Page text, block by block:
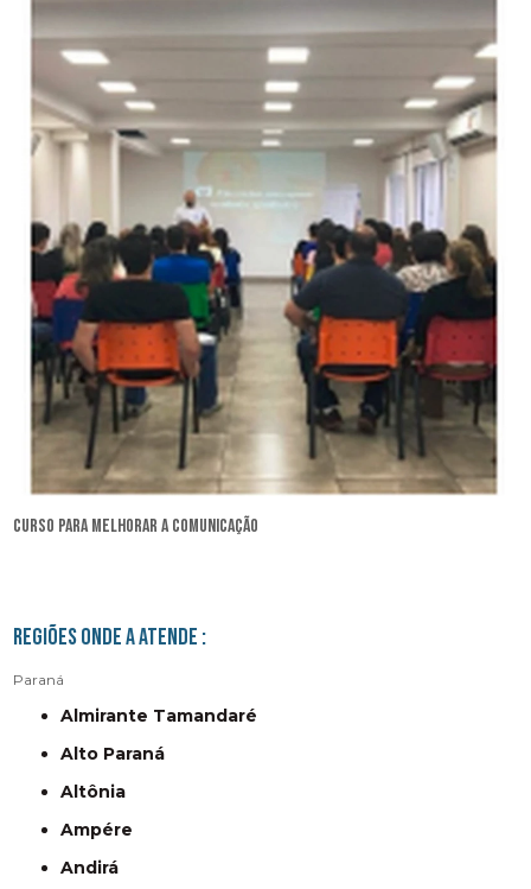
curso para melhorar a comunicação
Regiões onde a atende :
Paraná
Almirante Tamandaré
Alto Paraná
Altônia
Ampére
Andirá